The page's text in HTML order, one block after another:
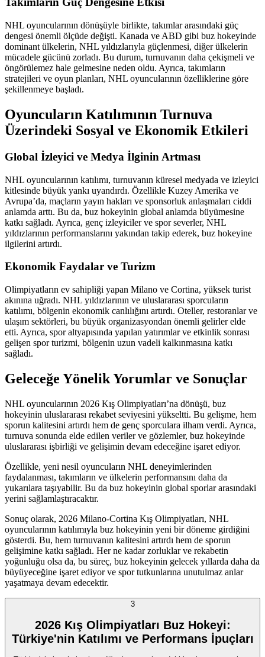
NHL oyuncularının dönüşüyle birlikte, takımlar arasındaki güç
dengesi önemli ölçüde değişti. Kanada ve ABD gibi buz hokeyinde
dominant ülkelerin, NHL yıldızlarıyla güçlenmesi, diğer ülkelerin
mücadele gücünü zorladı. Bu durum, turnuvanın daha çekişmeli ve
öngörülemez hale gelmesine neden oldu. Ayrıca, takımların
stratejileri ve oyun planları, NHL oyuncularının özelliklerine göre
şekillenmeye başladı.
Oyuncuların Katılımının Turnuva
Üzerindeki Sosyal ve Ekonomik Etkileri
Global İzleyici ve Medya İlginin Artması
NHL oyuncularının katılımı, turnuvanın küresel medyada ve izleyici
kitlesinde büyük yankı uyandırdı. Özellikle Kuzey Amerika ve
Avrupa’da, maçların yayın hakları ve sponsorluk anlaşmaları ciddi
anlamda arttı. Bu da, buz hokeyinin global anlamda büyümesine
katkı sağladı. Ayrıca, genç izleyiciler ve spor severler, NHL
yıldızlarının performanslarını yakından takip ederek, buz hokeyine
ilgilerini artırdı.
Ekonomik Faydalar ve Turizm
Olimpiyatların ev sahipliği yapan Milano ve Cortina, yüksek turist
akınına uğradı. NHL yıldızlarının ve uluslararası sporcuların
katılımı, bölgenin ekonomik canlılığını artırdı. Oteller, restoranlar ve
ulaşım sektörleri, bu büyük organizasyondan önemli gelirler elde
etti. Ayrıca, spor altyapısında yapılan yatırımlar ve etkinlik sonrası
gelişen spor turizmi, bölgenin uzun vadeli kalkınmasına katkı
sağladı.
Geleceğe Yönelik Yorumlar ve Sonuçlar
NHL oyuncularının 2026 Kış Olimpiyatları’na dönüşü, buz
hokeyinin uluslararası rekabet seviyesini yükseltti. Bu gelişme, hem
sporun kalitesini artırdı hem de genç sporculara ilham verdi. Ayrıca,
turnuva sonunda elde edilen veriler ve gözlemler, buz hokeyinde
uluslararası işbirliği ve gelişimin devam edeceğine işaret ediyor.
Özellikle, yeni nesil oyuncuların NHL deneyimlerinden
faydalanması, takımların ve ülkelerin performansını daha da
yukarılara taşıyabilir. Bu da buz hokeyinin global sporlar arasındaki
yerini sağlamlaştıracaktır.
Sonuç olarak, 2026 Milano-Cortina Kış Olimpiyatları, NHL
oyuncularının katılımıyla buz hokeyinin yeni bir döneme girdiğini
gösterdi. Bu, hem turnuvanın kalitesini artırdı hem de sporun
gelişimine katkı sağladı. Her ne kadar zorluklar ve rekabetin
yoğunluğu olsa da, bu süreç, buz hokeyinin gelecek yıllarda daha da
büyüyeceğine işaret ediyor ve spor tutkunlarına unutulmaz anlar
yaşatmaya devam edecektir.
3
2026 Kış Olimpiyatları Buz Hokeyi:
Türkiye'nin Katılımı ve Performans İpuçları